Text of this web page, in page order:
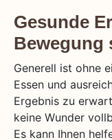
Gesunde
Bewegung
Generell ist ohne
Essen und
Ergebnis zu
keine Wunder
Es kann Ihnen